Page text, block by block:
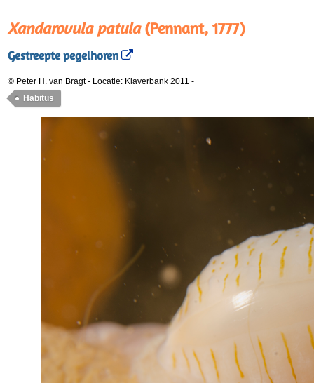
Xandarovula patula(Pennant, 1777)
Gestreepte pegelhoren
© Peter H. van Bragt- Locatie: Klaverbank 2011 -
Habitus